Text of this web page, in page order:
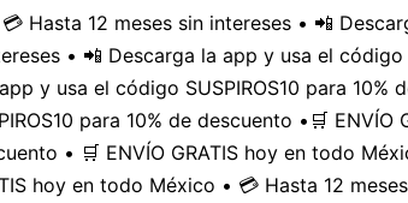
Hasta 12 meses sin intereses • 📲
• 📲 Descarga la app y usa el
y usa el código SUSPIROS10 para
para 10% de descuento • 🛒 ENVÍO
• 🛒 ENVÍO GRATIS hoy en todo
hoy en todo México • 💳 Hasta 12